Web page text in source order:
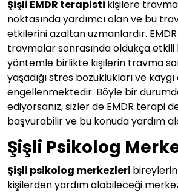
Şişli EMDR terapisti kişilere
noktasında yardımcı olan ve bu
etkilerini azaltan uzmanlardır.
travmalar sonrasında oldukça etkili
yöntemle birlikte kişilerin travma
yaşadığı stres bozuklukları ve
engellenmektedir. Böyle bir
ediyorsanız, sizler de EMDR terapi
başvurabilir ve bu konuda yardım
Şişli Psikolog
Şişli psikolog merkezleri
kişilerden yardım alabileceği